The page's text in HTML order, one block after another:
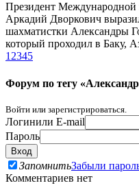
Президент
Аркадий Дворкович
шахматистки Александры
который проходил в Баку,
1 2345
Форум по тегу
Войти или зарегистрироваться.
Логинили E-mail
Пароль
ЗапомнитьЗабыли
Комментариев нет